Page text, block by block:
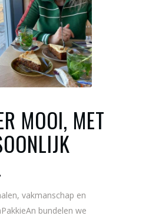
MOOI, MET
vakmanschap en
bundelen we